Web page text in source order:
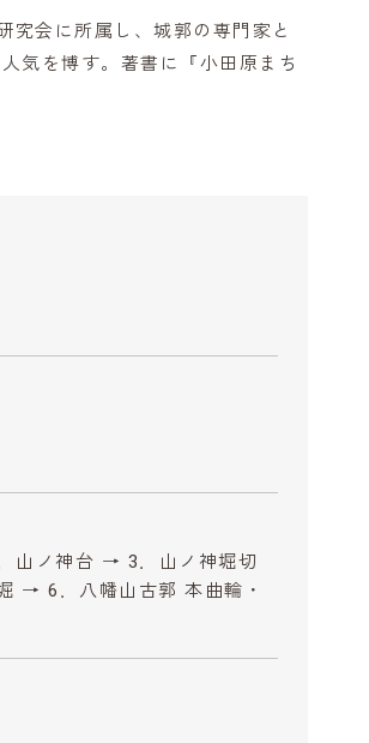
究会に所属し、城郭の専門家と
気を博す。著書に『小田原まち
山ノ神台 → 3．山ノ神堀切
→ 6．八幡山古郭 本曲輪・